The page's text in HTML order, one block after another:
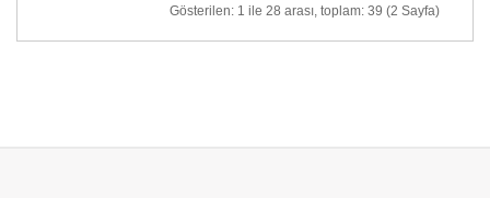
Gösterilen: 1 ile 28 arası, toplam: 39 (2 Sayfa)